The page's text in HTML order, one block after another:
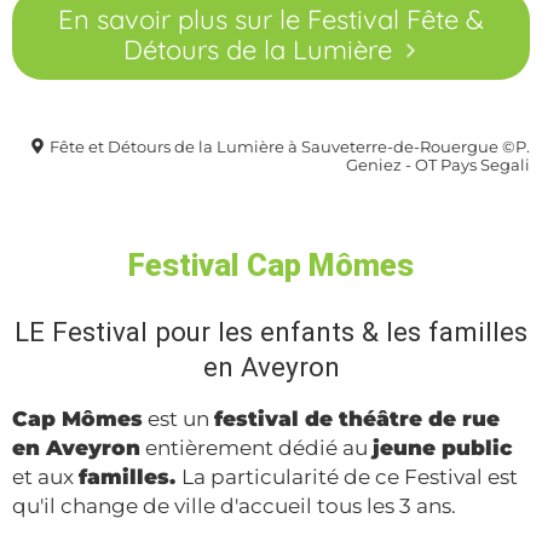
En savoir plus sur le Festival Fête &
Détours de la Lumière
Fête et Détours de la Lumière à Sauveterre-de-Rouergue ©P.
Geniez - OT Pays Segali
Festival Cap Mômes
LE Festival pour les enfants & les familles
en Aveyron
Cap Mômes est un festival de théâtre de rue
en Aveyron entièrement dédié au jeune public
et aux familles. La particularité de ce Festival est
qu'il change de ville d'accueil tous les 3 ans.